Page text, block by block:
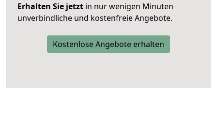
Erhalten Sie jetzt in nur wenigen Minuten
unverbindliche und kostenfreie Angebote.
Kostenlose Angebote erhalten